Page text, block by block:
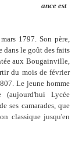
ance est
1797. Son père,
dans le goût des faits
aux Bougainville,
du mois de février
Le jeune homme
(aujourd'hui Lycée
ses camarades, que
classique jusqu'en